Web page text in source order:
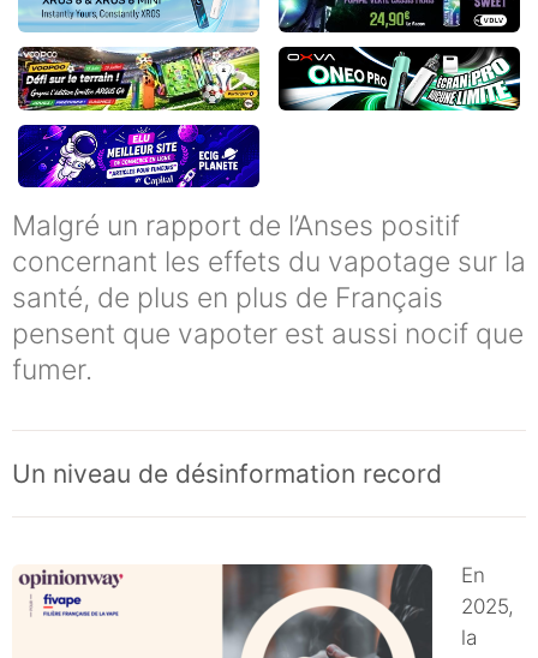
Malgré un rapport de l’Anses positif
concernant les effets du vapotage sur la
santé, de plus en plus de Français
pensent que vapoter est aussi nocif que
fumer.
Un niveau de désinformation record
En
2025,
la